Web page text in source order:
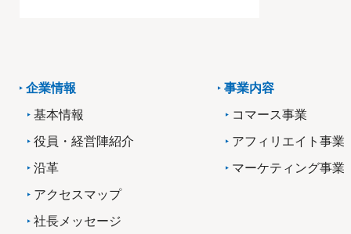
企業情報
基本情報
役員・経営陣紹介
沿革
アクセスマップ
社長メッセージ
事業内容
コマース事業
アフィリエイト事業
マーケティング事業